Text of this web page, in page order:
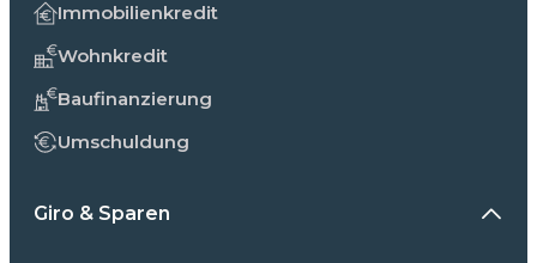
Immobilienkredit
Wohnkredit
Baufinanzierung
Umschuldung
Giro & Sparen